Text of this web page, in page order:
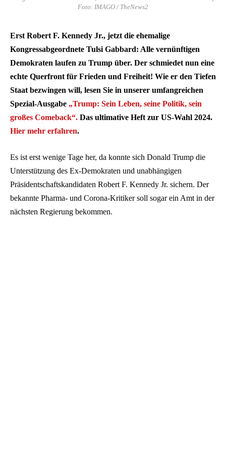
Foto: IMAGO / TheNews2
Erst Robert F. Kennedy Jr., jetzt die ehemalige
Kongressabgeordnete Tulsi Gabbard: Alle vernünftigen
Demokraten laufen zu Trump über. Der schmiedet nun eine
echte Querfront für Frieden und Freiheit! Wie er den Tiefen
Staat bezwingen will, lesen Sie in unserer umfangreichen
Spezial-Ausgabe „Trump: Sein Leben, seine Politik, sein
großes Comeback“. Das ultimative Heft zur US-Wahl 2024.
Hier mehr erfahren.
Es ist erst wenige Tage her, da konnte sich Donald Trump die
Unterstützung des Ex-Demokraten und unabhängigen
Präsidentschaftskandidaten Robert F. Kennedy Jr. sichern. Der
bekannte Pharma- und Corona-Kritiker soll sogar ein Amt in der
nächsten Regierung bekommen.